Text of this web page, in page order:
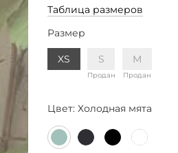
Таблица размеров
Размер
XS S
Продан
M
Продан
Цвет: Холодная мята